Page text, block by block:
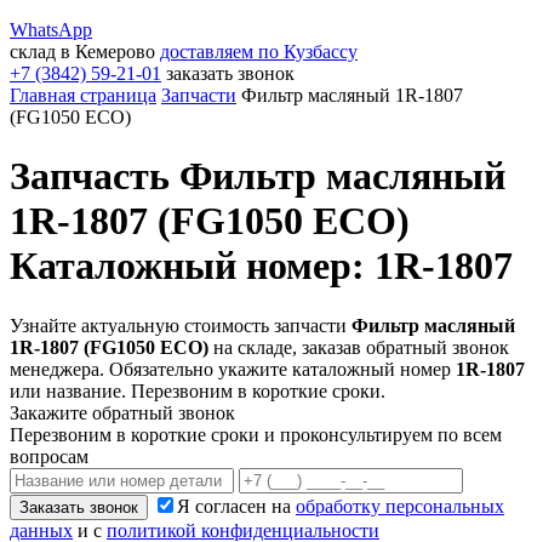
WhatsApp
склад в Кемерово доставляем по Кузбассу
+7 (3842) 59-21-01 заказать звонок
Главная страница Запчасти Фильтр масляный 1R-1807
(FG1050 ECO)
Запчасть Фильтр масляный
1R-1807 (FG1050 ECO)
Каталожный номер: 1R-1807
Узнайте актуальную стоимость запчасти Фильтр масляный
1R-1807 (FG1050 ECO) на складе, заказав обратный звонок
менеджера. Обязательно укажите каталожный номер 1R-1807
или название. Перезвоним в короткие сроки.
Закажите обратный звонок
Перезвоним в короткие сроки и проконсультируем по всем
вопросам
Заказать звонок Я согласен на обработку персональных
данных и с политикой конфиденциальности